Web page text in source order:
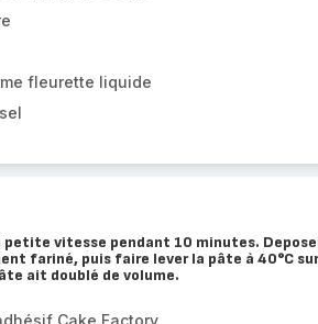
fleurette liquide
vitesse pendant 10 minutes.
fariné, puis faire lever la pâte à 40°C
ait doublé de volume.
Cake Factory